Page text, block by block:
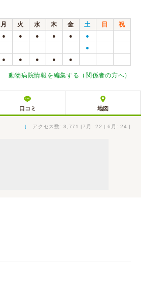
月 火 水 木 金 土 日
祝
● ● ● ● ● ●
●
● ● ● ● ●
動物病院情報を編集する（関係者の方へ）
口コミ 地図
↓ アクセス数: 3,771 [7月: 22 | 6月: 24 ]